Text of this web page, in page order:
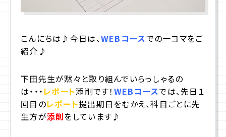
お問合せ
入学相談室
こんにちは ♪ 今日は、WEBコースでの一コマをご
紹介 ♪
下田先生が黙々と取り組んでいらっしゃるの
は・・・ レポート添削です！ WEBコースでは、先日１
回目のレポート提出期日をむかえ、科目ごとに先
生方が添削をしています ♪